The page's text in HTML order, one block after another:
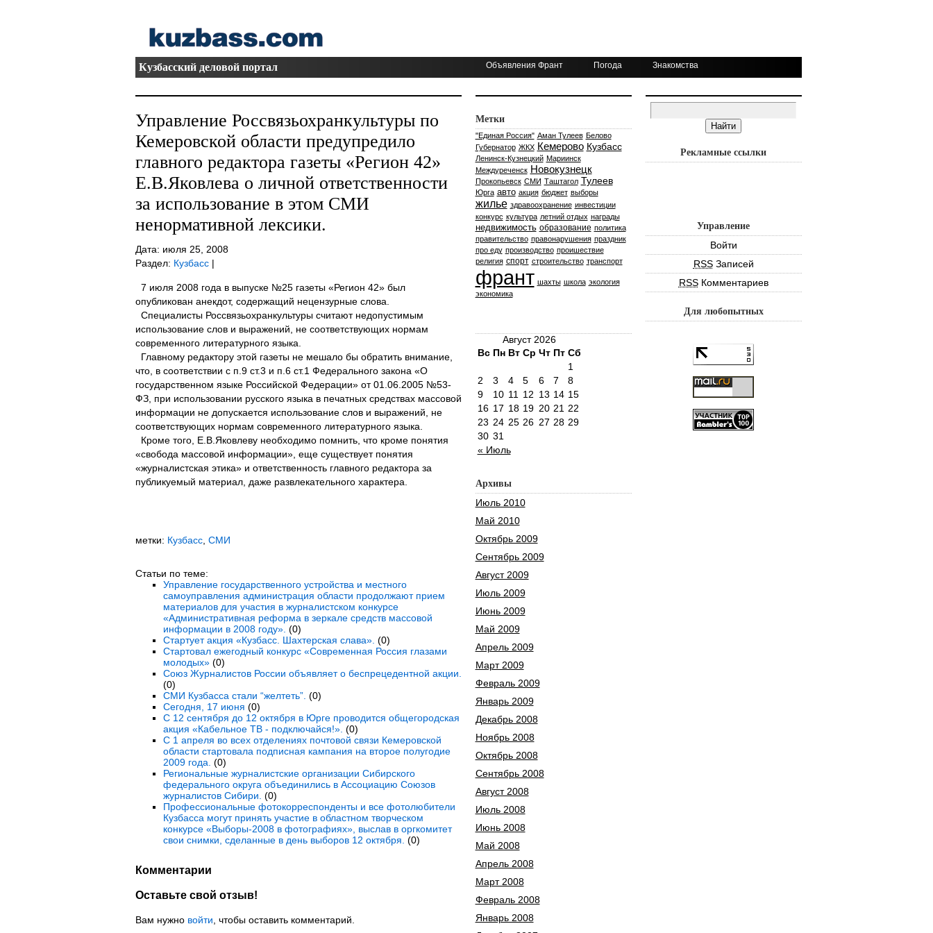
Кузбасский деловой портал Объявления Франт Погода Знакомства
Управление Россвязьохранкультуры по
Кемеровской области предупредило
главного редактора газеты «Регион 42»
Е.В.Яковлева о личной ответственности
за использование в этом СМИ
ненормативной лексики.
Дата: июля 25, 2008
Раздел: Кузбасс|
7 июля 2008 года в выпуске №25 газеты «Регион 42» был
опубликован анекдот, содержащий нецензурные слова.
Специалисты Россвязьохранкультуры считают недопустимым
использование слов и выражений, не соответствующих нормам
современного литературного языка.
Главному редактору этой газеты не мешало бы обратить внимание,
что, в соответствии с п.9 ст.3 и п.6 ст.1 Федерального закона «О
государственном языке Российской Федерации» от 01.06.2005 №53-
ФЗ, при использовании русского языка в печатных средствах массовой
информации не допускается использование слов и выражений, не
соответствующих нормам современного литературного языка.
Кроме того, Е.В.Яковлеву необходимо помнить, что кроме понятия
«свобода массовой информации», еще существует понятия
«журналистская этика» и ответственность главного редактора за
публикуемый материал, даже развлекательного характера.
метки: Кузбасс, СМИ
Статьи по теме:
Управление государственного устройства и местного
самоуправления администрация области продолжают прием
материалов для участия в журналистском конкурсе
«Административная реформа в зеркале средств массовой
информации в 2008 году». (0)
Стартует акция «Кузбасс. Шахтерская слава». (0)
Стартовал ежегодный конкурс «Современная Россия глазами
молодых»(0)
Союз Журналистов России объявляет о беспрецедентной акции.
(0)
СМИ Кузбасса стали “желтеть”. (0)
Сегодня, 17 июня (0)
С 12 сентября до 12 октября в Юрге проводится общегородская
акция «Кабельное ТВ - подключайся!». (0)
С 1 апреля во всех отделениях почтовой связи Кемеровской
области стартовала подписная кампания на второе полугодие
2009 года. (0)
Региональные журналистские организации Сибирского
федерального округа объединились в Ассоциацию Союзов
журналистов Сибири. (0)
Профессиональные фотокорреспонденты и все фотолюбители
Кузбасса могут принять участие в областном творческом
конкурсе «Выборы-2008 в фотографиях», выслав в оргкомитет
свои снимки, сделанные в день выборов 12 октября. (0)
Комментарии
Оставьте свой отзыв!
Вам нужно войти , чтобы оставить комментарий.
Метки
"Единая Россия" Аман Тулеев Белово
Губернатор ЖКХ Кемерово Кузбасс
Ленинск-Кузнецкий Мариинск
Междуреченск Новокузнецк
Прокопьевск СМИ Таштагол Тулеев
Юрга авто акция бюджет выборы
жилье здравоохранение инвестиции
конкурс культура летний отдых награды
недвижимость образование политика
правительство правонарушения праздник
про еду производство проишествие
религия спорт строительство транспорт
франт шахты школа экология
экономика
Август 2026
Вс Пн Вт Ср Чт Пт Сб
« Июль
1
2
3 4 5 6 7
8
9
10 11 12 13 14 15
16 17 18 19 20 21 22
23 24 25 26 27 28 29
30 31
Архивы
Июль 2010
Май 2010
Октябрь 2009
Сентябрь 2009
Август 2009
Июль 2009
Июнь 2009
Май 2009
Апрель 2009
Март 2009
Февраль 2009
Январь 2009
Декабрь 2008
Ноябрь 2008
Октябрь 2008
Сентябрь 2008
Август 2008
Июль 2008
Июнь 2008
Май 2008
Апрель 2008
Март 2008
Февраль 2008
Январь 2008
Рекламные ссылки
Управление
Войти
RSSЗаписей
RSSКомментариев
Для любопытных